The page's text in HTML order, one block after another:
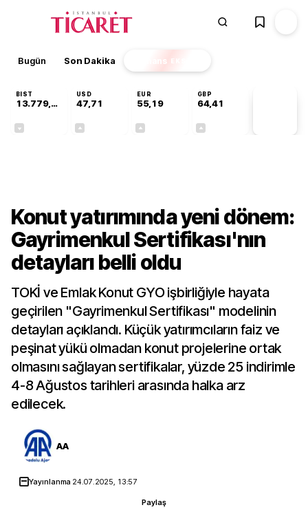
Bugün Son Dakika Finans EKSTRA
BIST
13.779,39
USD
47,71
EUR
55,19
GBP
64,41
Konut yatırımında yeni dönem:
Gayrimenkul Sertifikası'nın
detayları belli oldu
TOKİ ve Emlak Konut GYO işbirliğiyle hayata
geçirilen "Gayrimenkul Sertifikası" modelinin
detayları açıklandı. Küçük yatırımcıların faiz ve
peşinat yükü olmadan konut projelerine ortak
olmasını sağlayan sertifikalar, yüzde 25 indirimle
4-8 Ağustos tarihleri arasında halka arz
edilecek.
AA
Yayınlanma 24.07.2025, 13:57
Paylaş